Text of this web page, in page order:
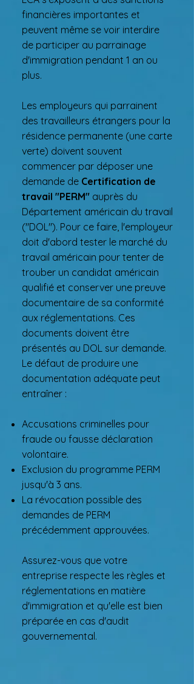
financières importantes et
peuvent même se voir interdire
de participer au parrainage
d'immigration pendant 1 an ou
plus.
Les employeurs qui parrainent
des travailleurs étrangers pour la
résidence permanente (une carte
verte) doivent souvent
commencer par déposer une
demande de Certification de
travail "PERM" auprès du
Département américain du travail
("DOL"). Pour ce faire, l'employeur
doit d'abord tester le marché du
travail américain pour tenter de
trouber un candidat américain
qualifié et conserver une preuve
documentaire de sa conformité
aux réglementations. Ces
documents doivent être
présentés au DOL sur demande.
Le défaut de produire une
documentation adéquate peut
entraîner :
Accusations criminelles pour
fraude ou fausse déclaration
volontaire.
Exclusion du programme PERM
jusqu'à 3 ans.
La révocation possible des
demandes de PERM
précédemment approuvées.
Assurez-vous que votre
entreprise respecte les règles et
réglementations en matière
d'immigration et qu'elle est bien
préparée en cas d'audit
gouvernemental.